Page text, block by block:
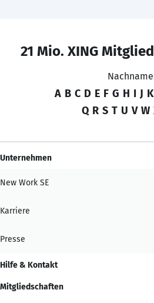
21 Mio. XING
A B C D E F G H I J K
Q R S T U V W
Unternehmen
New Work SE
Karriere
Presse
Hilfe & Kontakt
Mitgliedschaften